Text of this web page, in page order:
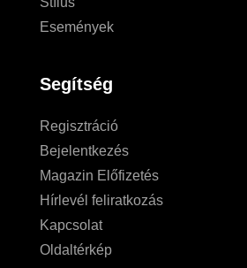
Események
Segítség
Regisztráció
Bejelentkezés
Magazin Előfizetés
Hírlevél feliratkozás
Kapcsolat
Oldaltérkép